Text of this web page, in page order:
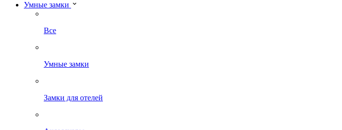
Умные замки
Все
Умные замки
Замки для отелей